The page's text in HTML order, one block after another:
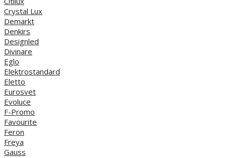
Crystal Lux
Demarkt
Denkirs
Designled
Divinare
Eglo
Elektrostandard
Eletto
Eurosvet
Evoluce
F-Promo
Favourite
Feron
Freya
Gauss